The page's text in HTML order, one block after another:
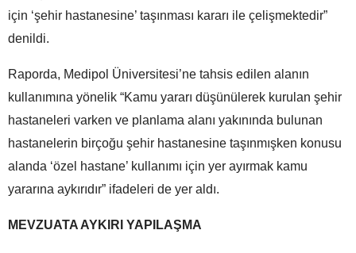
için ‘şehir hastanesine’ taşınması kararı ile çelişmektedir”
denildi.
Raporda, Medipol Üniversitesi’ne tahsis edilen alanın
kullanımına yönelik “Kamu yararı düşünülerek kurulan şehir
hastaneleri varken ve planlama alanı yakınında bulunan
hastanelerin birçoğu şehir hastanesine taşınmışken konusu
alanda ‘özel hastane’ kullanımı için yer ayırmak kamu
yararına aykırıdır” ifadeleri de yer aldı.
MEVZUATA AYKIRI YAPILAŞMA